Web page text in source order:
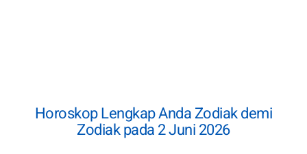
Horoskop Lengkap Anda Zodiak demi
Zodiak pada 2 Juni 2026